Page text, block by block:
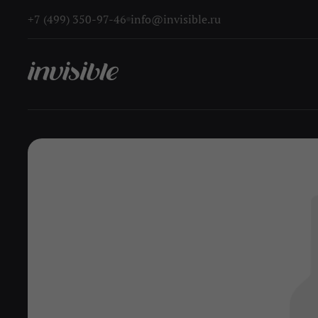
+7 (499) 350-97-46 info@invisible.ru